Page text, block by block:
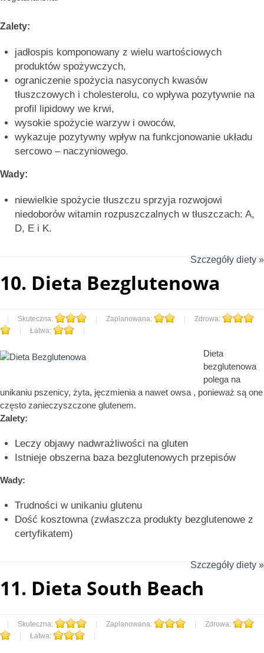
Zalety:
jadłospis komponowany z wielu wartościowych
produktów spożywczych,
ograniczenie spożycia nasyconych kwasów
tłuszczowych i cholesterolu, co wpływa pozytywnie na
profil lipidowy we krwi,
wysokie spożycie warzyw i owoców,
wykazuje pozytywny wpływ na funkcjonowanie układu
sercowo – naczyniowego.
Wady:
niewielkie spożycie tłuszczu sprzyja rozwojowi
niedoborów witamin rozpuszczalnych w tłuszczach: A,
D, E i K.
Szczegóły diety »
10. Dieta Bezglutenowa
Skuteczna: Zaplanowana:
Zdrowa:
Łatwa:
Dieta
bezglutenowa
polega na
unikaniu pszenicy, żyta, jęczmienia a nawet owsa , ponieważ są one
często zanieczyszczone glutenem.
Zalety:
Leczy objawy nadwrażliwości na gluten
Istnieje obszerna baza bezglutenowych przepisów
Wady:
Trudności w unikaniu glutenu
Dość kosztowna (zwłaszcza produkty bezglutenowe z
certyfikatem)
Szczegóły diety »
11. Dieta South Beach
Skuteczna: Zaplanowana:
Zdrowa:
Łatwa: